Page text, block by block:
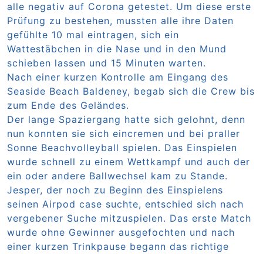
alle negativ auf Corona getestet. Um diese erste
Prüfung zu bestehen, mussten alle ihre Daten
gefühlte 10 mal eintragen, sich ein
Wattestäbchen in die Nase und in den Mund
schieben lassen und 15 Minuten warten.
Nach einer kurzen Kontrolle am Eingang des
Seaside Beach Baldeney, begab sich die Crew bis
zum Ende des Geländes.
Der lange Spaziergang hatte sich gelohnt, denn
nun konnten sie sich eincremen und bei praller
Sonne Beachvolleyball spielen. Das Einspielen
wurde schnell zu einem Wettkampf und auch der
ein oder andere Ballwechsel kam zu Stande.
Jesper, der noch zu Beginn des Einspielens
seinen Airpod case suchte, entschied sich nach
vergebener Suche mitzuspielen. Das erste Match
wurde ohne Gewinner ausgefochten und nach
einer kurzen Trinkpause begann das richtige